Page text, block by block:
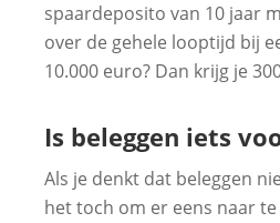
spaardeposito van 10 jaar
over de gehele looptijd bij
10.000 euro? Dan krijg je
Is beleggen iets
Als je denkt dat beleggen
het toch om er eens naar